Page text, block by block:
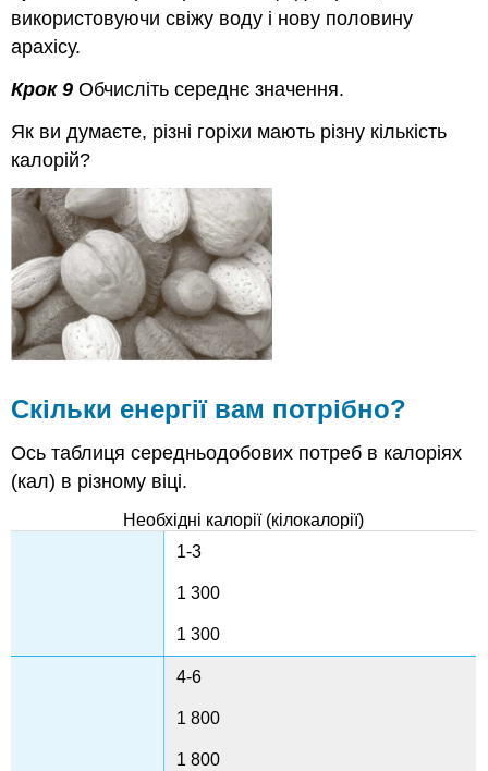
використовуючи свіжу воду і нову половину
арахісу.
Крок 9 Обчисліть середнє значення.
Як ви думаєте, різні горіхи мають різну кількість
калорій?
Скільки енергії вам потрібно?
Ось таблиця середньодобових потреб в калоріях
(кал) в різному віці.
Необхідні калорії (кілокалорії)
1-3
1 300
1 300
4-6
1 800
1 800